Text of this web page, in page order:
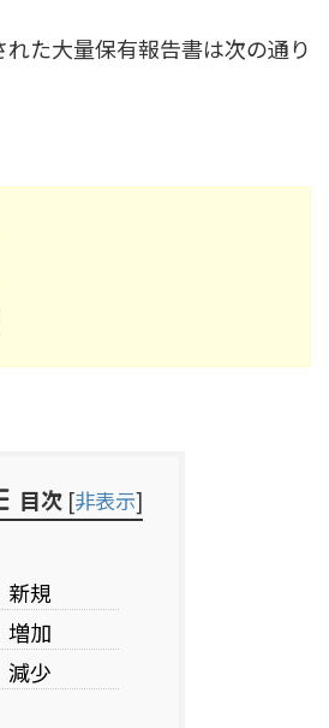
た大量保有報告書は次の通り
目次 [非表示]
新規
増加
減少